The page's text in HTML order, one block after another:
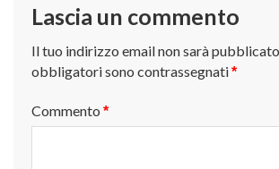
Lascia un commento
Il tuo indirizzo email non sarà pubblicato.
obbligatori sono contrassegnati*
Commento *